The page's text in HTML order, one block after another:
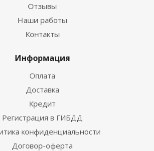
Отзывы
Наши работы
Контакты
Информация
Оплата
Доставка
Кредит
Регистрация в ГИБДД
конфиденциальности
Договор-оферта